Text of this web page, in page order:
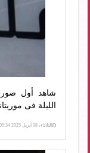
شاهد أول صور
الليلة فى
الثلاثاء، 08 أبريل 2025 05:34 م